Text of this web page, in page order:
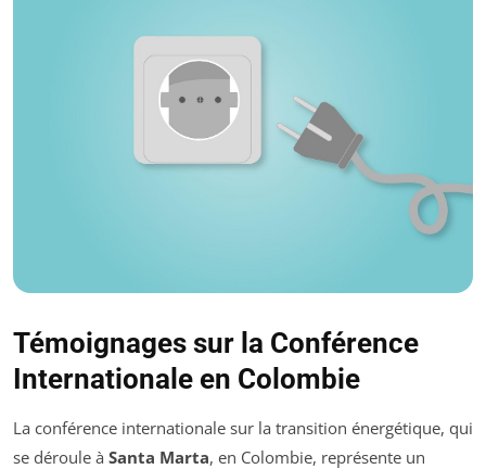
Témoignages sur la Conférence
Internationale en Colombie
La conférence internationale sur la transition énergétique, qui
se déroule à Santa Marta, en Colombie, représente un